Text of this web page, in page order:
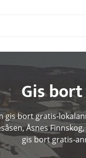
Gis
gis bort gratis-
Åsnes
gis bort gratis-